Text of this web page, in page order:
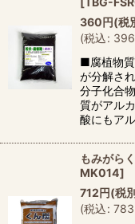
360円(税
(税込: 396
■腐植物
が分解さ
分子化合
質がアル
酸にもア
もみがら
MK014]
712円(税
(税込: 783